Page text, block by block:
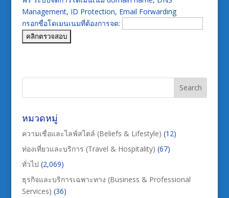
Management, ID Protection, Email Forwarding
กรอกชื่อโดเมนเนมที่ต้องการจด:
หมวดหมู่
ความเชื่อและไลฟ์สไตล์ (Beliefs & Lifestyle) (12)
ท่องเที่ยวและบริการ (Travel & Hospitality) (67)
ทั่วไป (2,069)
ธุรกิจและบริการเฉพาะทาง (Business & Professional
Services) (36)